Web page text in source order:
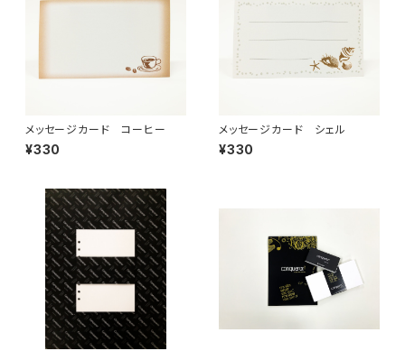
メッセージカード コーヒー
¥330
メッセージカード シェル
¥330